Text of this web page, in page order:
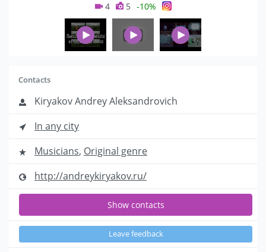
4 5 -10%
Contacts
Kiryakov Andrey Aleksandrovich
In any city
Musicians, Original genre
http://andreykiryakov.ru/
Show contacts
Leave feedback